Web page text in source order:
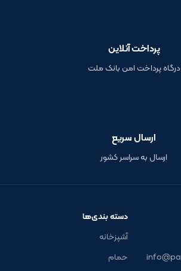
پرداخت آنلاین
درگاه پرداخت امن بانک ملت
ارسال سریع
ارسال به سراسر کشور
دسته بندی‌ها
آشپزخانه
حمام